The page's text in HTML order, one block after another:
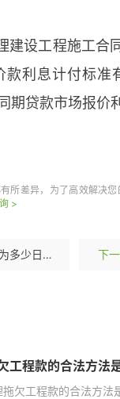
建设工程施工合
利息计付标准
贷款市场报价
所差异，为了高效解决
>
公安机关侦查案件羁押期限为多少日？检察机关自侦案件是什么？ 下
拖欠工程款的合法方法